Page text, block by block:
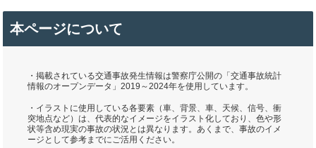
本ページについて
・掲載されている交通事故発生情報は警察庁公開の「交通事故統計
情報のオープンデータ」2019～2024年を使用しています。
・イラストに使用している各要素（車、背景、車、天候、信号、衝
突地点など）は、代表的なイメージをイラスト化しており、色や形
状等含め現実の事故の状況とは異なります。あくまで、事故のイメ
ージとして参考までにご活用ください。